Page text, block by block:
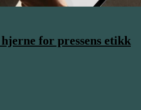
for pressens etikk